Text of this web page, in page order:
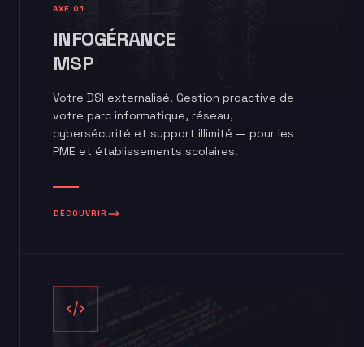
AXE 01
INFOGÉRANCE
MSP
Votre DSI externalisé. Gestion proactive de
votre parc informatique, réseau,
cybersécurité et support illimité — pour les
PME et établissements scolaires.
DÉCOUVRIR